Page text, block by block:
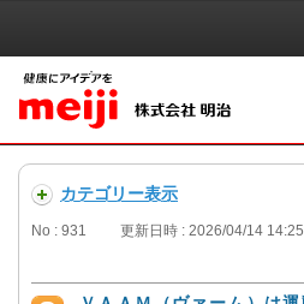
カテゴリー表示
No : 931 更新日時 : 2026/04/14 14:25